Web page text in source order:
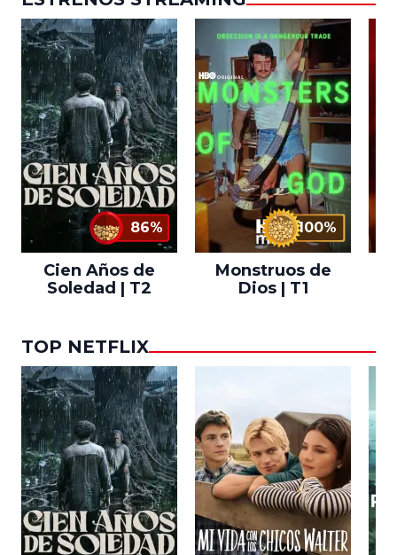
86%
Cien Años de
Soledad | T2
100%
Monstruos de
Dios | T1
TOP NETFLIX